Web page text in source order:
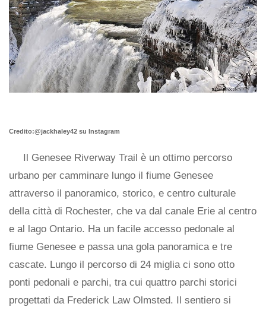
Credito:@jackhaley42 su Instagram
Il Genesee Riverway Trail è un ottimo percorso
urbano per camminare lungo il fiume Genesee
attraverso il panoramico, storico, e centro culturale
della città di Rochester, che va dal canale Erie al centro
e al lago Ontario. Ha un facile accesso pedonale al
fiume Genesee e passa una gola panoramica e tre
cascate. Lungo il percorso di 24 miglia ci sono otto
ponti pedonali e parchi, tra cui quattro parchi storici
progettati da Frederick Law Olmsted. Il sentiero si